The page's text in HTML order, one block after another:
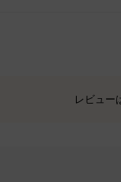
レビュー